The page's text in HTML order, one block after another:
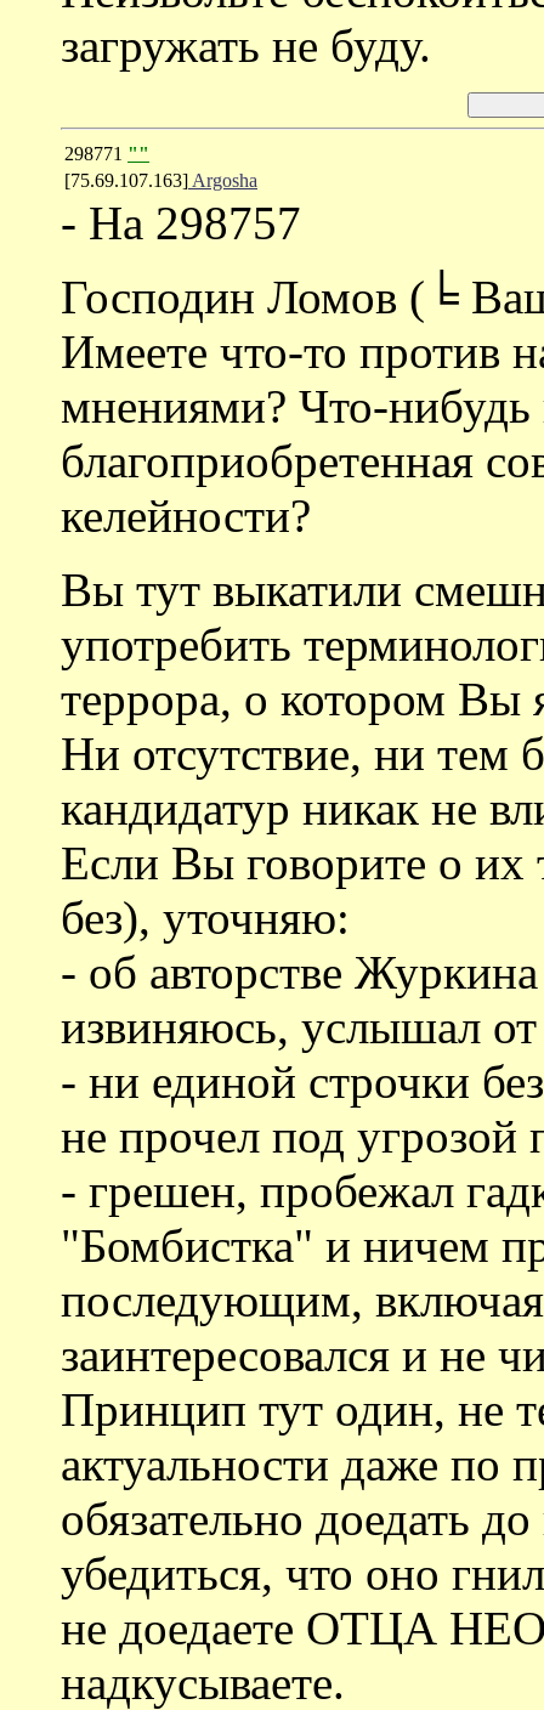
загружать не буду.
298771 ""
[75.69.107.163] Argosha
- На 298757
Господин Ломов (╘
Имеете что-то против
мнениями? Что-нибудь
благоприобретенная
келейности?
Вы тут выкатили
употребить
террора, о котором Вы
Ни отсутствие, ни тем
кандидатур никак не
Если Вы говорите о их
без), уточняю:
- об авторстве
извиняюсь, услышал от
- ни единой строчки
не прочел под угрозой
- грешен, пробежал
"Бомбистка" и ничем
последующим,
заинтересовался и не
Принцип тут один, не
актуальности даже по
обязательно доедать
убедиться, что оно
не доедаете ОТЦА
надкусываете.